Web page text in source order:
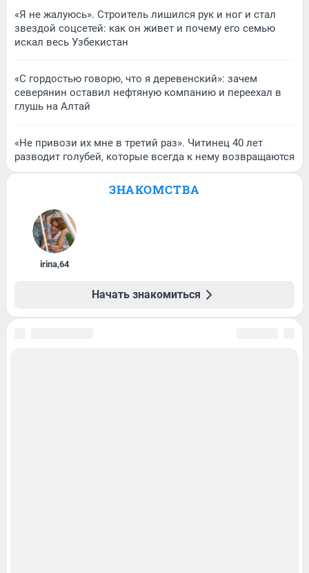
«Я не жалуюсь». Строитель лишился рук и ног и стал
звездой соцсетей: как он живет и почему его семью
искал весь Узбекистан
«С гордостью говорю, что я деревенский»: зачем
северянин оставил нефтяную компанию и переехал в
глушь на Алтай
«Не привози их мне в третий раз». Читинец 40 лет
разводит голубей, которые всегда к нему возвращаются
ЗНАКОМСТВА
irina,64
Начать знакомиться